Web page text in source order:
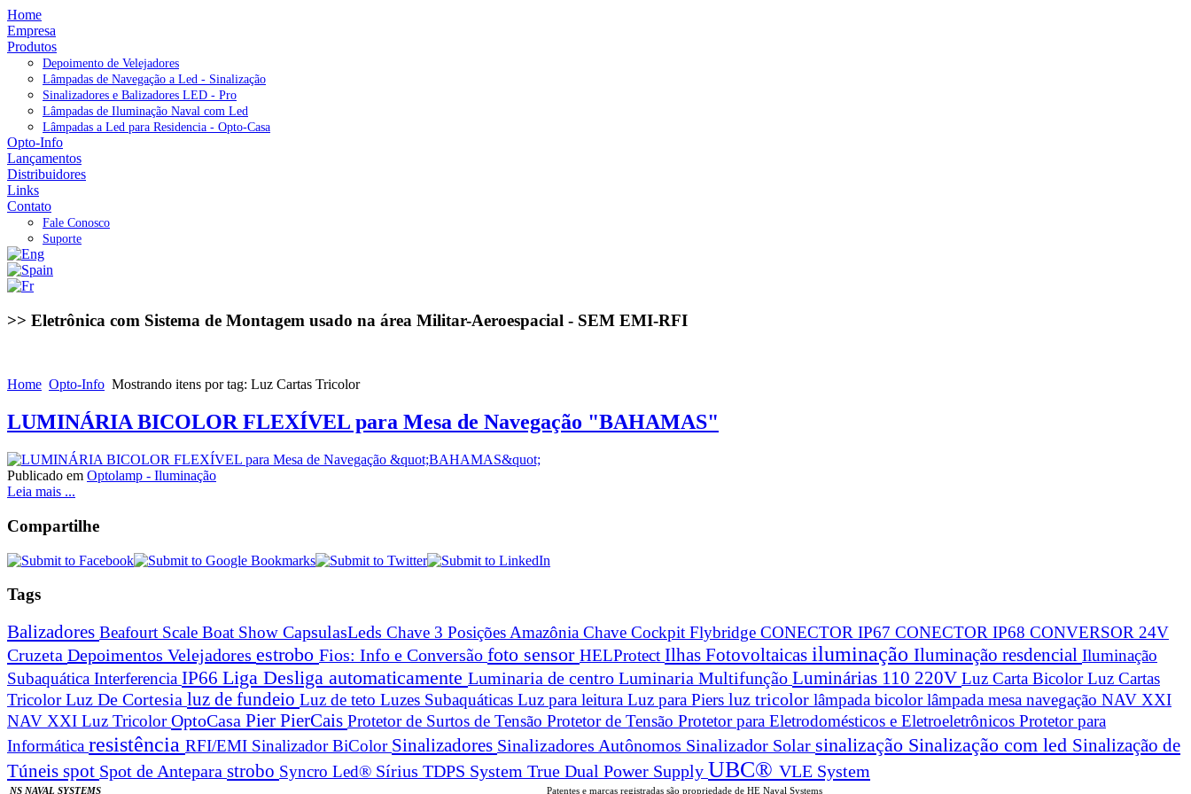
Home
Empresa
Produtos
Depoimento de Velejadores
Lâmpadas de Navegação a Led - Sinalização
Sinalizadores e Balizadores LED - Pro
Lâmpadas de Iluminação Naval com Led
Lâmpadas a Led para Residencia - Opto-Casa
Opto-Info
Lançamentos
Distribuidores
Links
Contato
Fale Conosco
Suporte
>> Eletrônica com Sistema de Montagem usado na área Militar-Aeroespacial - SEM EMI-RFI
Home Opto-Info Mostrando itens por tag: Luz Cartas Tricolor
LUMINÁRIA BICOLOR FLEXÍVEL para Mesa de Navegação "BAHAMAS"
Publicado em Optolamp - Iluminação
Leia mais ...
Compartilhe
Tags
Balizadores Beafourt Scale Boat Show CapsulasLeds Chave 3 Posições Amazônia Chave Cockpit Flybridge CONECTOR IP67 CONECTOR IP68 CONVERSOR 24V
Cruzeta Depoimentos Velejadores estrobo Fios: Info e Conversão foto sensor HELProtect Ilhas Fotovoltaicas iluminação Iluminação resdencial Iluminação
Subaquática Interferencia IP66 Liga Desliga automaticamente Luminaria de centro Luminaria Multifunção Luminárias 110 220V Luz Carta BicolorLuz Cartas
TricolorLuz De Cortesia luz de fundeio Luz de teto Luzes Subaquáticas Luz para leitura Luz para Piers luz tricolor lâmpada bicolorlâmpada mesa navegação NAV XXI
NAV XXI Luz TricolorOptoCasa Pier PierCais Protetor de Surtos de Tensão Protetor de Tensão Protetor para Eletrodomésticos e Eletroeletrônicos Protetor para
Informática resistência RFI/EMI Sinalizador BiColor Sinalizadores Sinalizadores Autônomos Sinalizador Solar sinalização Sinalização com led Sinalização de
Túneis spot Spot de Antepara strobo Syncro Led® Sírius TDPS System True Dual Power Supply UBC® VLE System
NS NAVAL SYSTEMS Patentes e marcas registradas são propriedade de HE Naval Systems